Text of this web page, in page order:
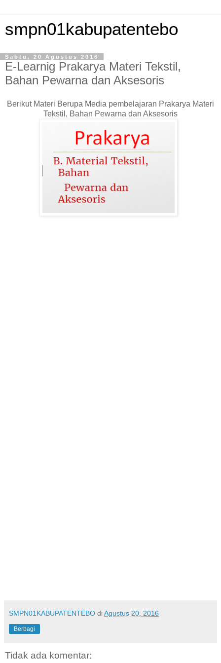
smpn01kabupatentebo
Sabtu, 20 Agustus 2016
E-Learnig Prakarya Materi Tekstil,
Bahan Pewarna dan Aksesoris
Berikut Materi Berupa Media pembelajaran Prakarya Materi
Tekstil, Bahan Pewarna dan Aksesoris
SMPN01KABUPATENTEBO diAgustus 20, 2016
Berbagi
Tidak ada komentar: